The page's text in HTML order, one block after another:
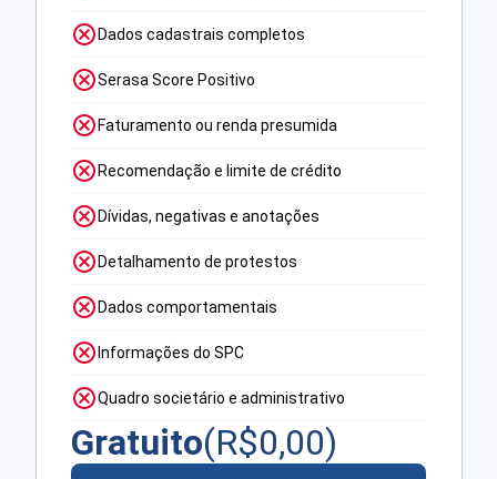
Dados cadastrais completos
Serasa Score Positivo
Faturamento ou renda presumida
Recomendação e limite de crédito
Dívidas, negativas e anotações
Detalhamento de protestos
Dados comportamentais
Informações do SPC
Quadro societário e administrativo
Gratuito(R$0,00)